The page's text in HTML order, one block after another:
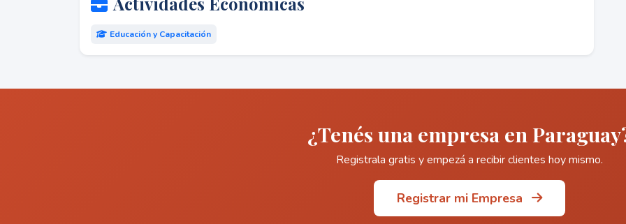
Educación y Capacitación
¿Tenés una empresa en
Registrala gratis y empezá a recibir clientes hoy mismo.
Registrar mi Empresa